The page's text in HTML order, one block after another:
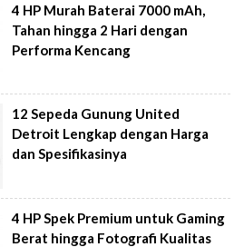
4 HP Murah Baterai 7000 mAh,
Tahan hingga 2 Hari dengan
Performa Kencang
12 Sepeda Gunung United
Detroit Lengkap dengan Harga
dan Spesifikasinya
4 HP Spek Premium untuk Gaming
Berat hingga Fotografi Kualitas